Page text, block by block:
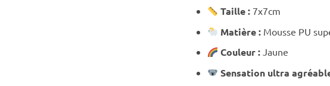
Taille : 7x7cm
Matière : Mousse PU
Couleur :Jaune
Sensation ultra